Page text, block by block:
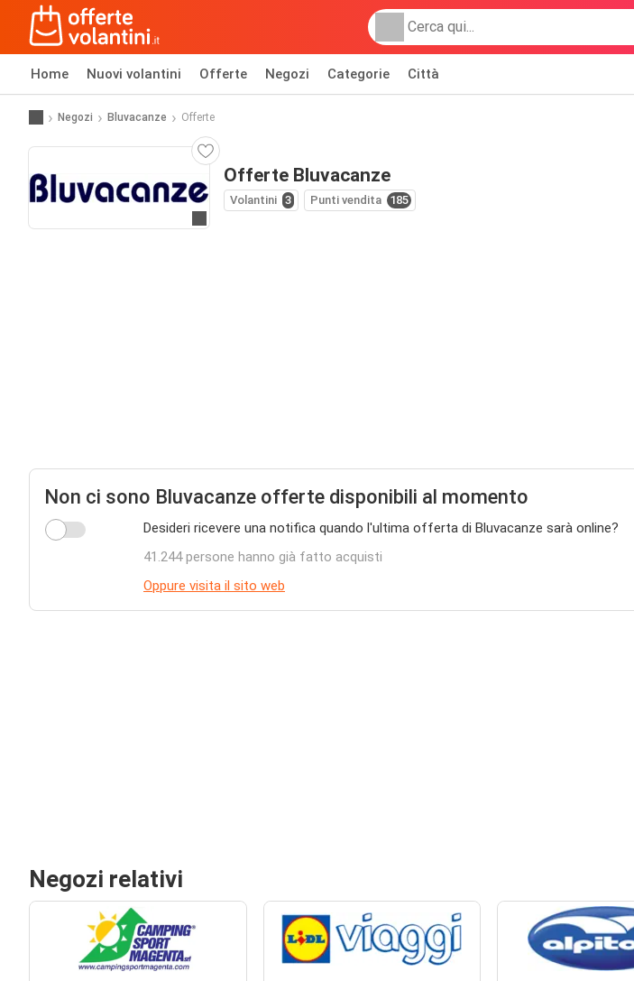
Home Nuovi volantini Offerte Negozi Categorie Città
Negozi Bluvacanze Offerte
Offerte Bluvacanze
Volantini 3 Punti vendita 185
Non ci sono Bluvacanze offerte disponibili al momento
Desideri ricevere una notifica quando l'ultima offerta di Bluvacanze sarà online?
41.244 persone hanno già fatto acquisti
Oppure visita il sito web
Negozi relativi